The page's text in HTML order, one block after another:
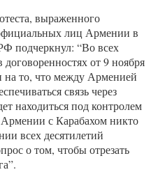
выраженного
лиц Армении в
подчеркнул: “Во всех
от 9 ноября
на то, что между Арменией
связь через
находиться под контролем
с Карабахом никто
всех десятилетий
о том, чтобы отрезать